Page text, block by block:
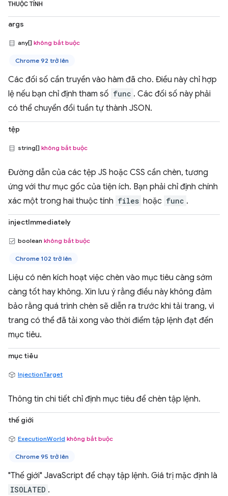
THUỘC TÍNH
args
any[] không bắt buộc
Chrome 92 trở lên
Các đối số cần truyền vào hàm đã cho. Điều này chỉ hợp
lệ nếu bạn chỉ định tham số func . Các đối số này phải
có thể chuyển đổi tuần tự thành JSON.
tệp
string[] không bắt buộc
Đường dẫn của các tệp JS hoặc CSS cần chèn, tương
ứng với thư mục gốc của tiện ích. Bạn phải chỉ định chính
xác một trong hai thuộc tính files hoặc func .
injectImmediately
boolean không bắt buộc
Chrome 102 trở lên
Liệu có nên kích hoạt việc chèn vào mục tiêu càng sớm
càng tốt hay không. Xin lưu ý rằng điều này không đảm
bảo rằng quá trình chèn sẽ diễn ra trước khi tải trang, vì
trang có thể đã tải xong vào thời điểm tập lệnh đạt đến
mục tiêu.
mục tiêu
InjectionTarget
Thông tin chi tiết chỉ định mục tiêu để chèn tập lệnh.
thế giới
ExecutionWorld không bắt buộc
Chrome 95 trở lên
"Thế giới" JavaScript để chạy tập lệnh. Giá trị mặc định là
ISOLATED .